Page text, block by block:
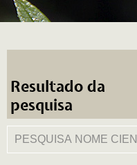
Resultado da
pesquisa